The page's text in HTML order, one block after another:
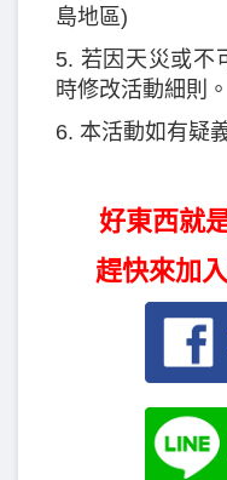
島地區)
5. 若因天災或不
時修改活動細則。
6. 本活動如有疑
好東西就
趕快來加